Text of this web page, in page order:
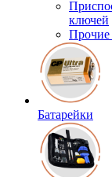
ключей
Батарейки